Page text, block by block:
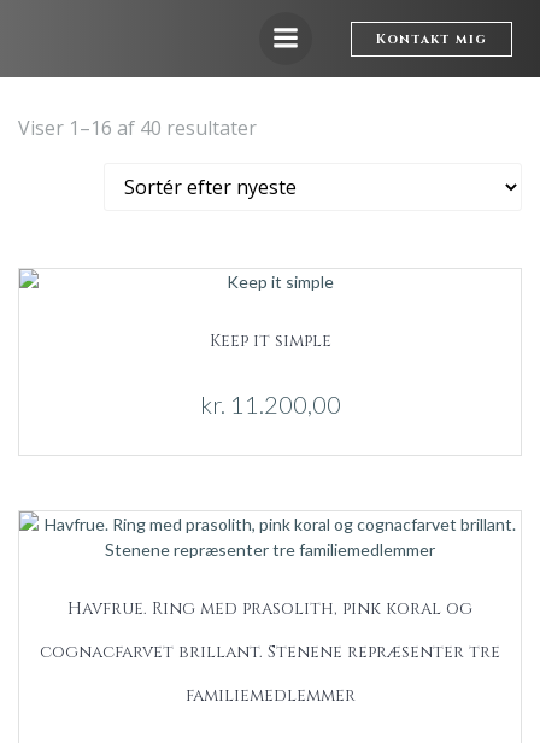
til
Kontakt mig
Viser 1–16 af 40 resultaterSorteret
seneste
Keep it simple
kr. 11.200,00
Havfrue. Ring med prasolith, pink koral og
cognacfarvet brillant. Stenene repræsenter tre
familiemedlemmer